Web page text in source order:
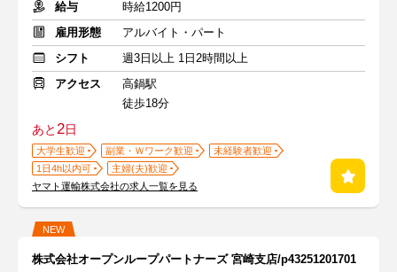
給与
時給1200円
雇用形態
アルバイト・パート
シフト
週3日以上 1日2時間以上
アクセス
高鍋駅
徒歩18分
あと2日
大学生歓迎 副業・Ｗワーク歓迎
未経験者歓迎
1日4h以内可
主婦(夫)歓迎
ヤマト運輸株式会社の求人一覧を見る
NEW
株式会社オープンループパートナーズ 宮崎支店/p43251201701